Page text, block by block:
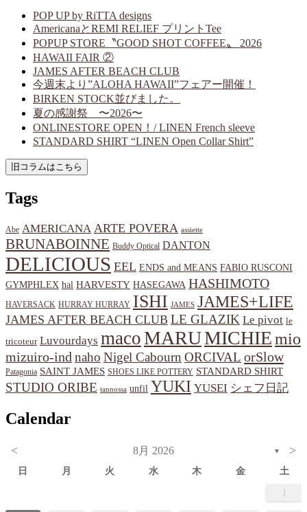
POP UP by RiTTA designs
AmericanaとREMI RELIEF プリントTee
POPUP STORE〝GOOD SHOT COFFEE〟 2026
HAWAII FAIR ②
JAMES AFTER BEACH CLUB
今週末より”ALOHA HAWAII”フェアー開催！
BIRKEN STOCK並びました。
夏の感謝祭 〜2026〜
ONLINESTORE OPEN！/ LINEN French sleeve
STANDARD SHIRT “LINEN Open Collar Shirt”
Tags
Abe AMERICANA ARTE POVERA assiette
BRUNABOINNE Buddy Optical DANTON
DELICIOUS EEL ENDS and MEANS FABIO RUSCONI
GYMPHLEX hal HARVESTY HASEGAWA HASHIMOTO
HAVERSACK HURRAY HURRAY ISHI JAMES JAMES+LIFE
JAMES AFTER BEACH CLUB LE GLAZIK Le pivot le
tricoteur Luvourdays macoMARUMICHIEmio
mizuiro-ind naho Nigel Cabourn ORCIVAL orSlow
Patagonia SAINT JAMES SHOES LIKE POTTERY STANDARD SHIRT
STUDIO ORIBE tannossa unfil YUKI YUSEI シェフ日記
Calendar
< 8月 2026 ▼ >
日 月 火 水 木 金 土
1